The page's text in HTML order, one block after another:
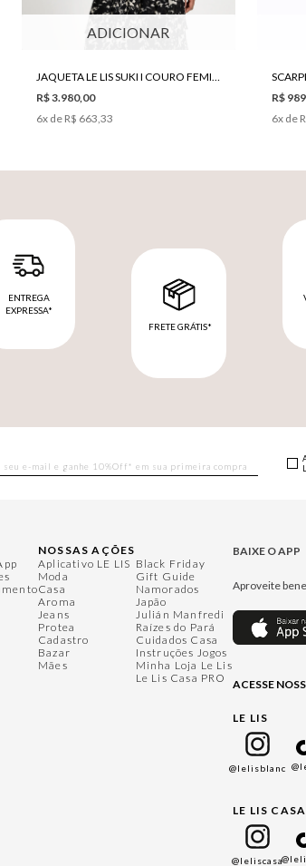
ADICIONAR
JAQUETA LE LIS SUKI I COURO FEMININA
R$ 3.980,00
6x de R$ 663,33
R$
6x de
ENTREGA
EXPRESSA*
FRETE GRÁTIS*
NOSSAS AÇÕES
Aplicativo LE LIS
Moda
Casa
Aroma
Jeans
Protea
Cadastro
Bazar
Mães
Black Friday
Gift Guide
Namorados
Japão
Julián Manfredi
Raízes do Pará
Cuidados Casa
Instruções Jogos
Minha Loja Le Lis
Le Lis Casa PRO
BAIXE O APP
Aproveite
ACESSE
LE LIS
@lelisblanc
LE LIS CASA
@leliscasa